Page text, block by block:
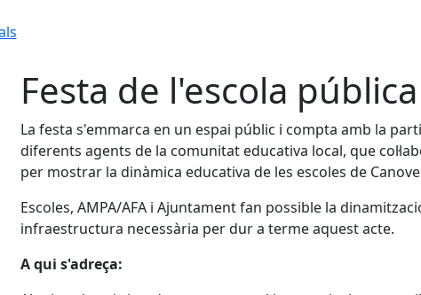
Festa de l'escola pública
La festa s'emmarca en un espai públic i compta amb la
diferents agents de la comunitat educativa local, que
per mostrar la dinàmica educativa de les escoles de
Escoles, AMPA/AFA i Ajuntament fan possible la
infraestructura necessària per dur a terme aquest acte.
A qui s'adreça: